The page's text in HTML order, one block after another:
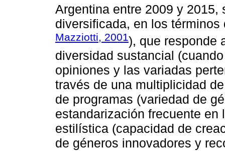
Argentina entre 2009 y
diversificada, en los
Mazziotti, 2001), que responde
diversidad sustancial
opiniones y las variadas
través de una multiplicidad
de programas (variedad de
estandarización frecuente
estilística (capacidad de
de géneros innovadores y